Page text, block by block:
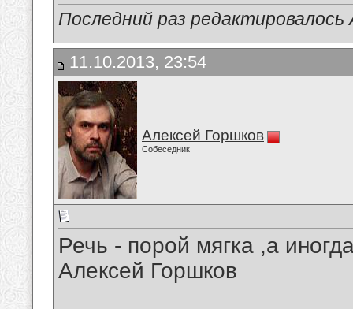
Последний раз
11.10.2013, 23:54
Алексей Горшков
Собеседник
Речь - порой мягка ,а
Алексей Горшков